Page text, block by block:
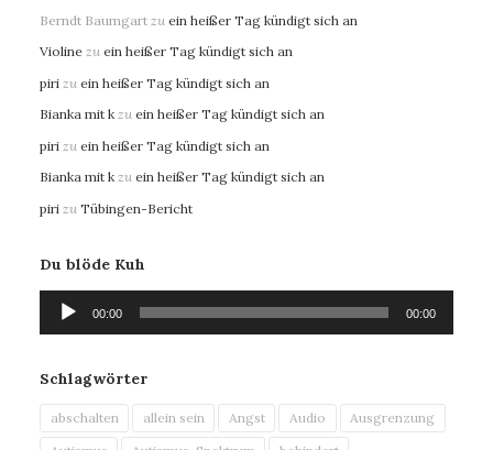
Berndt Baumgart zu ein heißer Tag kündigt sich an
Violine zu ein heißer Tag kündigt sich an
piri zu ein heißer Tag kündigt sich an
Bianka mit k zu ein heißer Tag kündigt sich an
piri zu ein heißer Tag kündigt sich an
Bianka mit k zu ein heißer Tag kündigt sich an
piri zu Tübingen-Bericht
Du blöde Kuh
Audio-
Player
00:00 00:00
Schlagwörter
abschalten allein sein Angst Audio
Ausgrenzung